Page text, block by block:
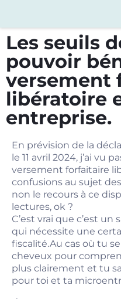
Les seuils
pouvoir
versement
libératoire
entreprise.
En prévision de la
le 11 avril 2024, j’ai vu
versement forfaitaire
confusions au sujet
non le recours à ce
lectures, ok ?
C’est vrai que c’est
qui nécessite une
fiscalité.Au cas où tu
cheveux pour
plus clairement et tu
pour toi et ta